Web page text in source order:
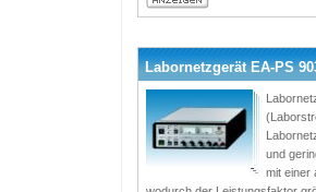
Labornetzgerät EA-PS
und
mit einer